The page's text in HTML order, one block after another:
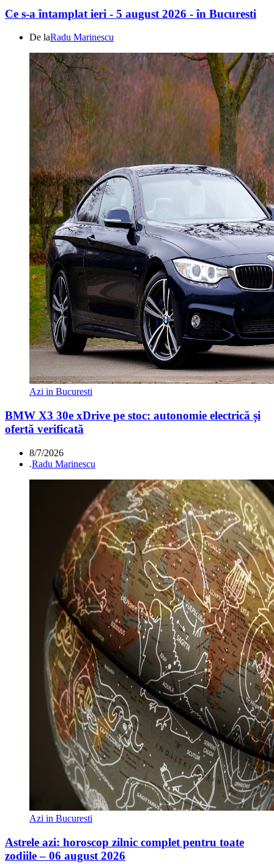
Ce s-a întamplat ieri - 5 august 2026 - în Bucuresti
De laRadu Marinescu
Azi in Bucuresti
BMW X3 30e xDrive pe stoc: autonomie electrică și
ofertă verificată
8/7/2026
.Radu Marinescu
Azi in Bucuresti
Astrele azi: horoscop zilnic complet pentru toate
zodiile – 06 august 2026